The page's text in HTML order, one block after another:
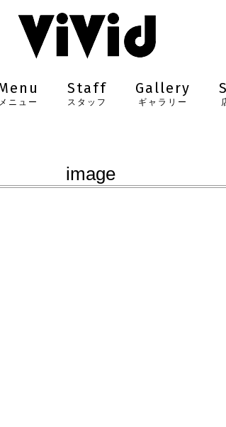
メニュー
Staff
スタッフ
Gallery
ギャラリー
image